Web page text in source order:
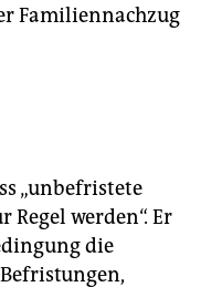
Familiennachzug
„unbefristete
werden“. Er
die